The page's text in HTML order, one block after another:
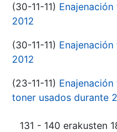
(30-11-11)
2012
(30-11-11)
2012
(23-11-11)
toner usados durante
131 - 140 erakusten